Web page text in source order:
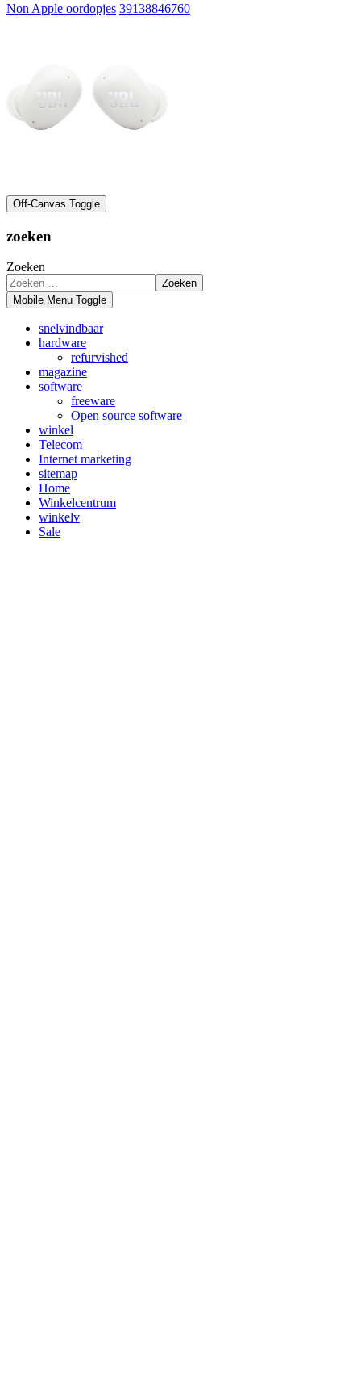
Non Apple oordopjes 39138846760
Off-Canvas Toggle
zoeken
Zoeken
Zoeken
Mobile Menu Toggle
snelvindbaar
hardware
refurvished
magazine
software
freeware
Open source software
winkel
Telecom
Internet marketing
sitemap
Home
Winkelcentrum
winkelv
Sale